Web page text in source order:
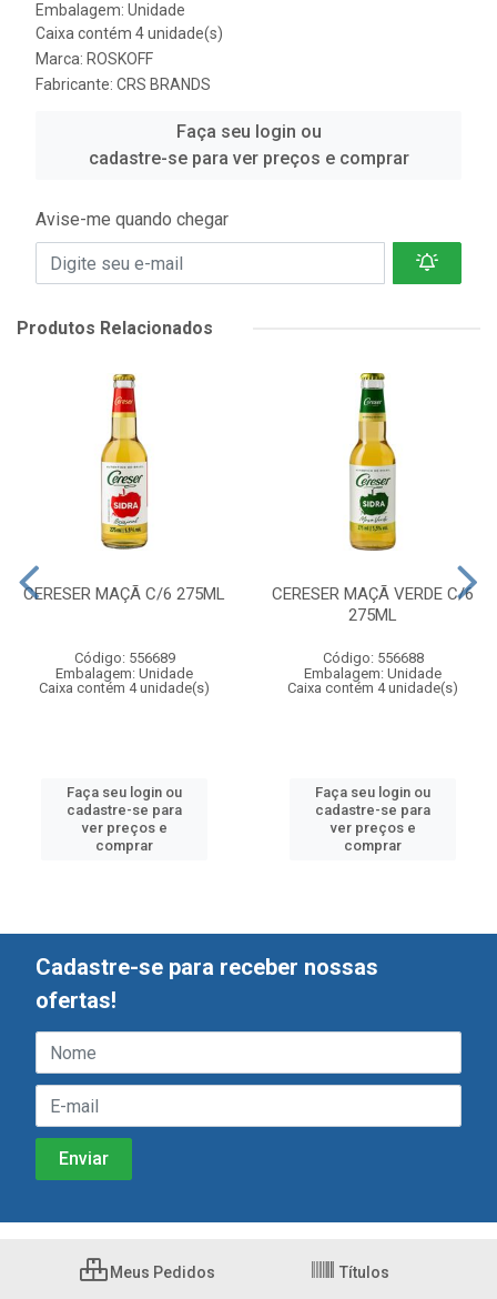
Embalagem: Unidade
Caixa contém 4 unidade(s)
Marca: ROSKOFF
Fabricante: CRS BRANDS
Faça seu login ou
cadastre-se para ver preços e comprar
Avise-me quando chegar
Produtos Relacionados
CERESER MAÇÃ C/6 275ML
Código: 556689
Embalagem: Unidade
Caixa contém 4 unidade(s)
Faça seu login ou
cadastre-se para
ver preços e
comprar
CERESER MAÇÃ VERDE C/6
275ML
Código: 556688
Embalagem: Unidade
Caixa contém 4 unidade(s)
Faça seu login ou
cadastre-se para
ver preços e
comprar
Cadastre-se para receber nossas
ofertas!
Meus Pedidos Títulos